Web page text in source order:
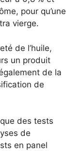
pour qu’une
vierge.
de l’huile,
un produit
de la
de
des tests
de
en panel